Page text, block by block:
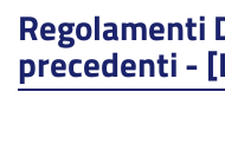
Regolamenti
precedenti -